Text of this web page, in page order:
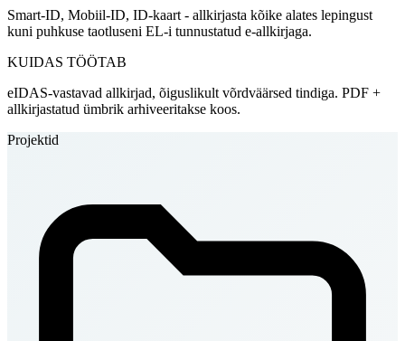
Smart-ID, Mobiil-ID, ID-kaart - allkirjasta kõike alates lepingust
kuni puhkuse taotluseni EL-i tunnustatud e-allkirjaga.
KUIDAS TÖÖTAB
eIDAS-vastavad allkirjad, õiguslikult võrdväärsed tindiga. PDF +
allkirjastatud ümbrik arhiveeritakse koos.
Projektid